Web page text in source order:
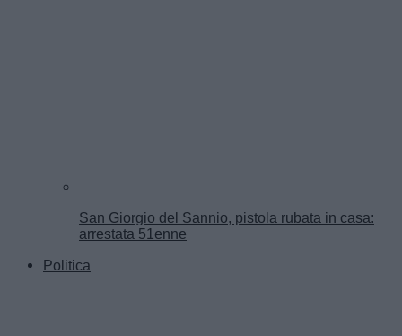
San Giorgio del Sannio, pistola rubata in casa:
arrestata 51enne
Politica